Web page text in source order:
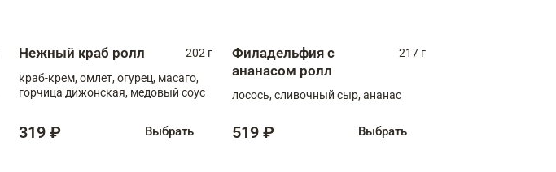
Нежный краб ролл
202 г
краб-крем, омлет, огурец, масаго,
горчица дижонская, медовый соус
319 ₽ Выбрать
Филадельфия с
ананасом ролл
217 г
лосось, сливочный сыр, ананас
519 ₽ Выбрать